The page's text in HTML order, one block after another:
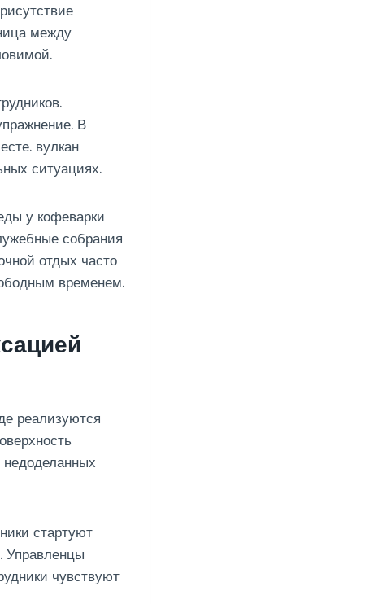
между
В
вулкан
ситуациях.
у кофеварки
собрания
отдых часто
временем.
реализуются
стартуют
Управленцы
чувствуют